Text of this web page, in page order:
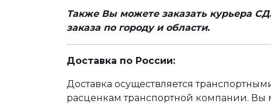
Также Вы можете заказать курьера
заказа по городу и области.
Доставка по России:
Доставка осуществляется
расценкам транспортной компании. Вы